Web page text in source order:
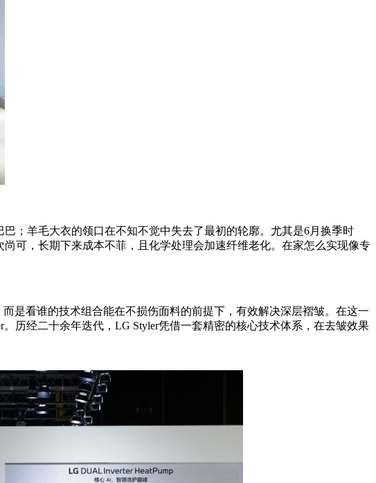
；羊毛大衣的领口在不知不觉中失去了最初的轮廓。尤其是6月换季时
可，长期下来成本不菲，且化学处理会加速纤维老化。在家怎么实现像专
是看谁的技术组合能在不损伤面料的前提下，有效解决深层褶皱。在这一
历经二十余年迭代，LG Styler凭借一套精密的核心技术体系，在去皱效果